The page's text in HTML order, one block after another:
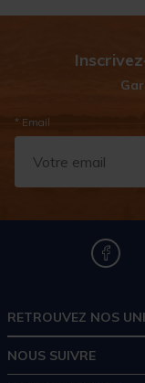
* Email
RETROUVEZ NOS
NOUS SUIVRE